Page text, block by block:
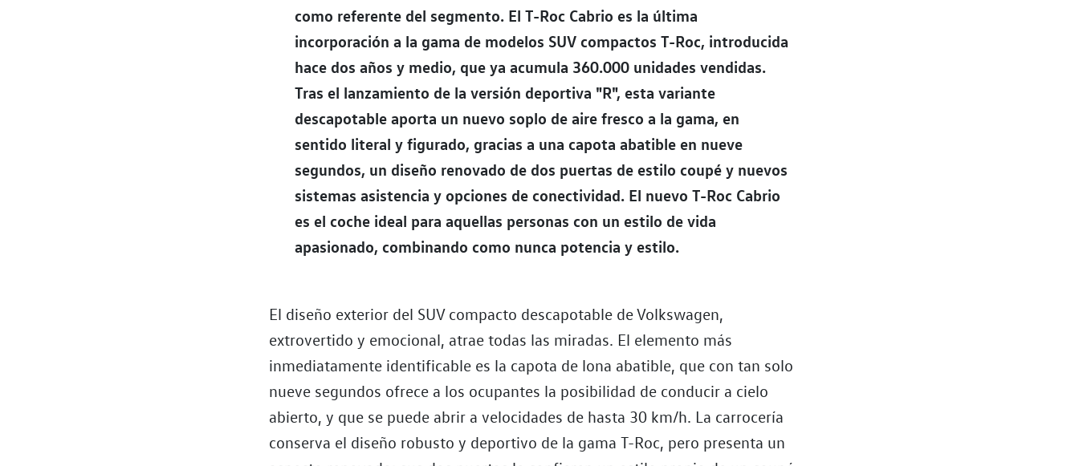
como referente del segmento. El T-Roc Cabrio es la última
incorporación a la gama de modelos SUV compactos T-Roc, introducida
hace dos años y medio, que ya acumula 360.000 unidades vendidas.
Tras el lanzamiento de la versión deportiva "R", esta variante
descapotable aporta un nuevo soplo de aire fresco a la gama, en
sentido literal y figurado, gracias a una capota abatible en nueve
segundos, un diseño renovado de dos puertas de estilo coupé y nuevos
sistemas asistencia y opciones de conectividad. El nuevo T-Roc Cabrio
es el coche ideal para aquellas personas con un estilo de vida
apasionado, combinando como nunca potencia y estilo.
El diseño exterior del SUV compacto descapotable de Volkswagen,
extrovertido y emocional, atrae todas las miradas. El elemento más
inmediatamente identificable es la capota de lona abatible, que con tan solo
nueve segundos ofrece a los ocupantes la posibilidad de conducir a cielo
abierto, y que se puede abrir a velocidades de hasta 30 km/h. La carrocería
conserva el diseño robusto y deportivo de la gama T-Roc, pero presenta un